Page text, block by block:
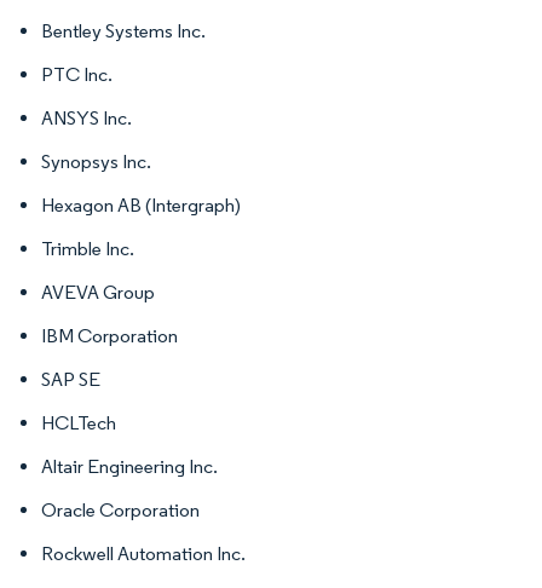
Bentley Systems Inc.
PTC Inc.
ANSYS Inc.
Synopsys Inc.
Hexagon AB (Intergraph)
Trimble Inc.
AVEVA Group
IBM Corporation
SAP SE
HCLTech
Altair Engineering Inc.
Oracle Corporation
Rockwell Automation Inc.